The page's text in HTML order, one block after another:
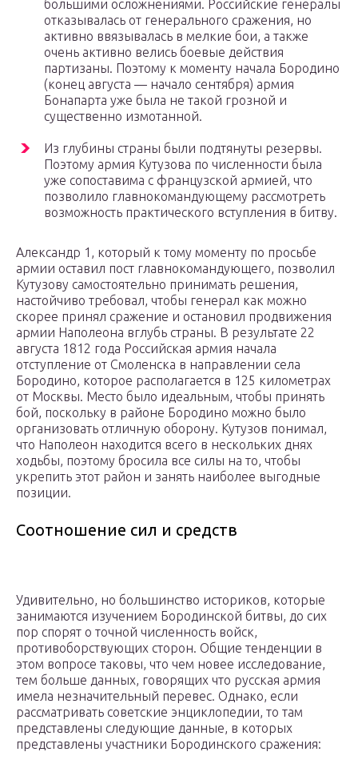
большими осложнениями. Российские генералы
отказывалась от генерального сражения, но
активно ввязывалась в мелкие бои, а также
очень активно велись боевые действия
партизаны. Поэтому к моменту начала Бородино
(конец августа — начало сентября) армия
Бонапарта уже была не такой грозной и
существенно измотанной.
Из глубины страны были подтянуты резервы.
Поэтому армия Кутузова по численности была
уже сопоставима с французской армией, что
позволило главнокомандующему рассмотреть
возможность практического вступления в битву.
Александр 1, который к тому моменту по просьбе
армии оставил пост главнокомандующего, позволил
Кутузову самостоятельно принимать решения,
настойчиво требовал, чтобы генерал как можно
скорее принял сражение и остановил продвижения
армии Наполеона вглубь страны. В результате 22
августа 1812 года Российская армия начала
отступление от Смоленска в направлении села
Бородино, которое располагается в 125 километрах
от Москвы. Место было идеальным, чтобы принять
бой, поскольку в районе Бородино можно было
организовать отличную оборону. Кутузов понимал,
что Наполеон находится всего в нескольких днях
ходьбы, поэтому бросила все силы на то, чтобы
укрепить этот район и занять наиболее выгодные
позиции.
Соотношение сил и средств
Удивительно, но большинство историков, которые
занимаются изучением Бородинской битвы, до сих
пор спорят о точной численность войск,
противоборствующих сторон. Общие тенденции в
этом вопросе таковы, что чем новее исследование,
тем больше данных, говорящих что русская армия
имела незначительный перевес. Однако, если
рассматривать советские энциклопедии, то там
представлены следующие данные, в которых
представлены участники Бородинского сражения: